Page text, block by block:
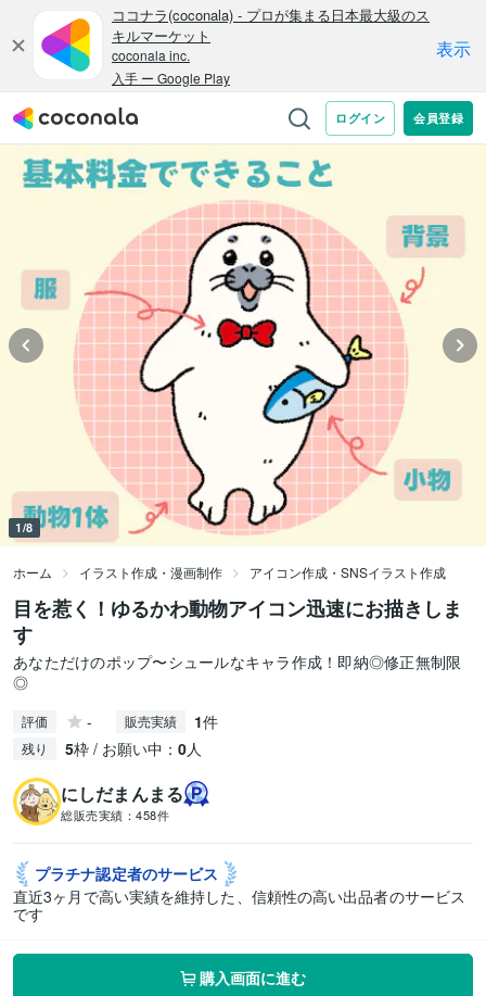
1/8
ホーム イラスト作成・漫画制作 アイコン作成・SNSイラスト作成
目を惹く！ゆるかわ動物アイコン迅速にお描きしま
す
あなただけのポップ〜シュールなキャラ作成！即納◎修正無制限
◎
評価 - 販売実績 1件
残り 5枠 / お願い中： 0人
にしだまんまる
総販売実績： 458件
プラチナ認定者のサービス
直近3ヶ月で高い実績を維持した、信頼性の高い出品者のサービス
です
購入画面に進む